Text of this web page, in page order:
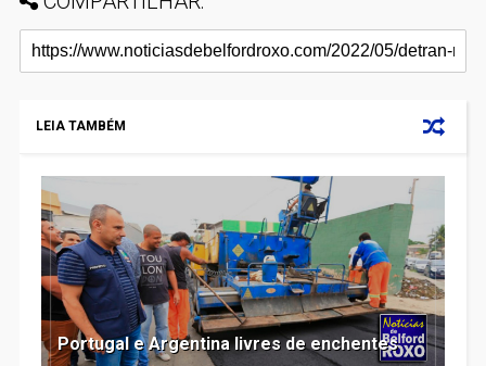
LEIA TAMBÉM
Portugal e Argentina livres de enchentes